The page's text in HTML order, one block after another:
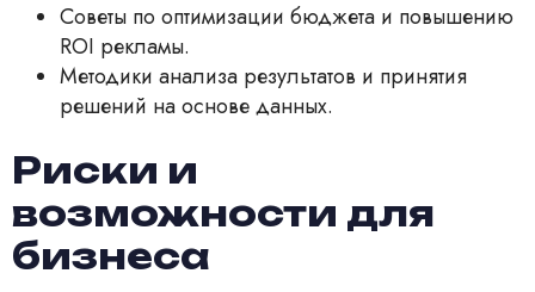
Советы по оптимизации бюджета и повышению
ROI рекламы.
Методики анализа результатов и принятия
решений на основе данных.
Риски и
возможности для
бизнеса